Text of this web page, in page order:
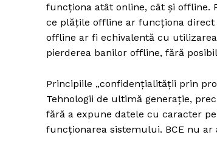
funcționa atât online, cât și offline.
ce plățile offline ar funcționa
offline ar fi echivalentă cu
pierderea banilor offline, fără
Principiile „confidențialității prin
Tehnologii de ultimă generație,
fără a expune datele cu caracter
funcționarea sistemului. BCE nu ar